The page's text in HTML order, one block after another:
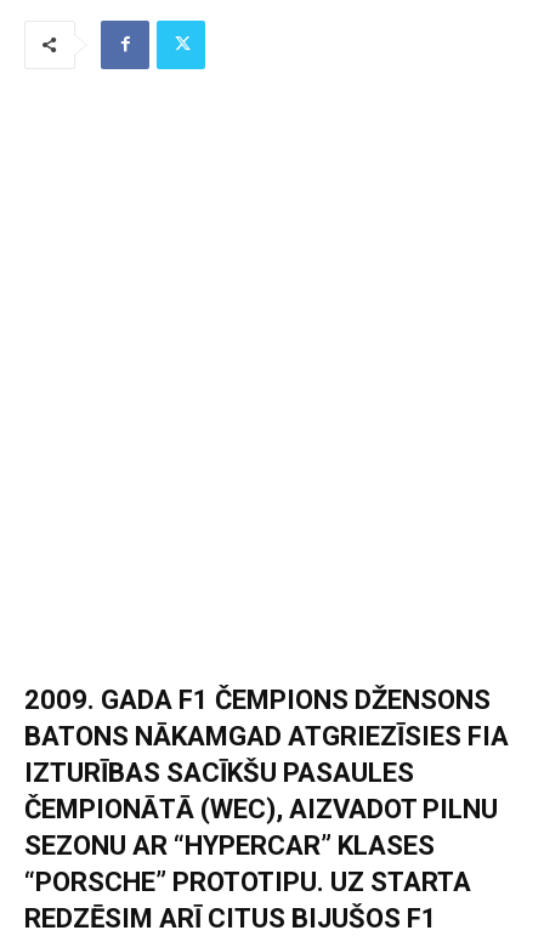
2009. GADA F1 ČEMPIONS DŽENSONS
BATONS NĀKAMGAD ATGRIEZĪSIES FIA
IZTURĪBAS SACĪKŠU PASAULES
ČEMPIONĀTĀ (WEC), AIZVADOT PILNU
SEZONU AR “HYPERCAR” KLASES
“PORSCHE” PROTOTIPU. UZ STARTA
REDZĒSIM ARĪ CITUS BIJUŠOS F1